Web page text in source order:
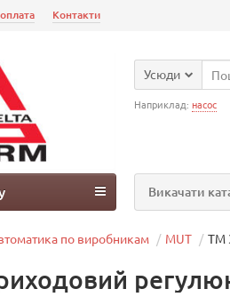
Контакти
Усюди
Наприклад: насос
Викачати
по виробникам MUT ТМ